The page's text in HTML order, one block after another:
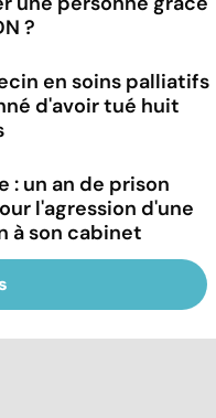
?
en soins palliatifs
d'avoir tué huit
: un an de prison
l'agression d'une
à son cabinet